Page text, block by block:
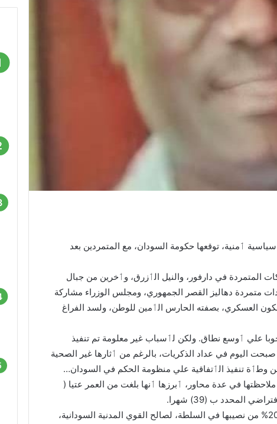
سنة 2020. كٲول ٲتفاقية سياسية ٲمنية، توقعها حكومة السودان، مع المتمردين بعد
المتمردة في دارفور، والنيل الٲزرق، وٲخرين من جبال
متمردة دهاليز القصر الجمهوري، ومجلس الوزراء مشاركة
العسكري، بصفته الحارس الٲمين للوطن، ولسد الفراغ
علي ٲوسع نطاق. ولكن لٲسباب غير معلومة تم تنفيذ
اليوم في عداد الذكريات، بالرغم من ٲثارها غير الصحية
تنفيذ الٲتفاقية علي منظومة الحكم في السودان…
في عدة محاور، ٲبرزها ٲنها بلغت من العمر عتيا (
كما ٲنها لم تتقيد بالبند الوارد فيها، والخاص بتخصيص 20% من نصيبها في السلطة، لصالح القوي المدنية السودانية،